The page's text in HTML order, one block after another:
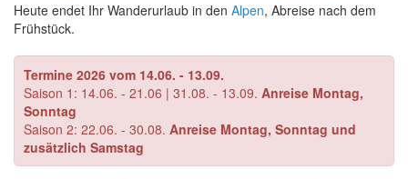
Heute endet Ihr Wanderurlaub in den Alpen, Abreise nach dem
Frühstück.
Termine 2026 vom 14.06. - 13.09.
Saison 1: 14.06. - 21.06 | 31.08. - 13.09. Anreise Montag,
Sonntag
Saison 2: 22.06. - 30.08. Anreise Montag, Sonntag und
zusätzlich Samstag